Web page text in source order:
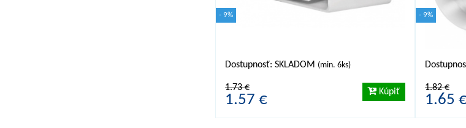
- 9%
Dostupnosť: SKLADOM (min. 6ks)
1.73 €
1.57 € Kúpiť
- 9%
1.82 €
1.65